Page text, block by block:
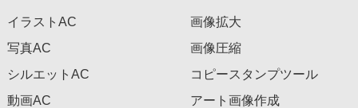
イラストAC
写真AC
シルエットAC
動画AC
画像拡大
画像圧縮
コピースタンプツール
アート画像作成